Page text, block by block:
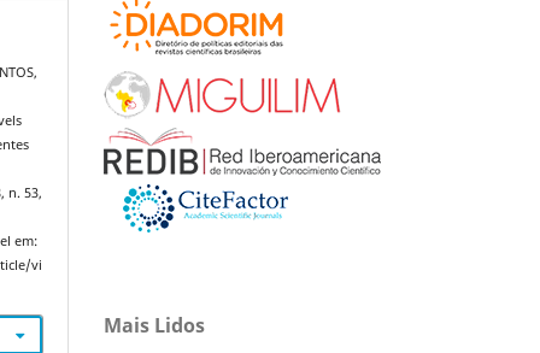
n. 53,
em:
vi
Mais Lidos